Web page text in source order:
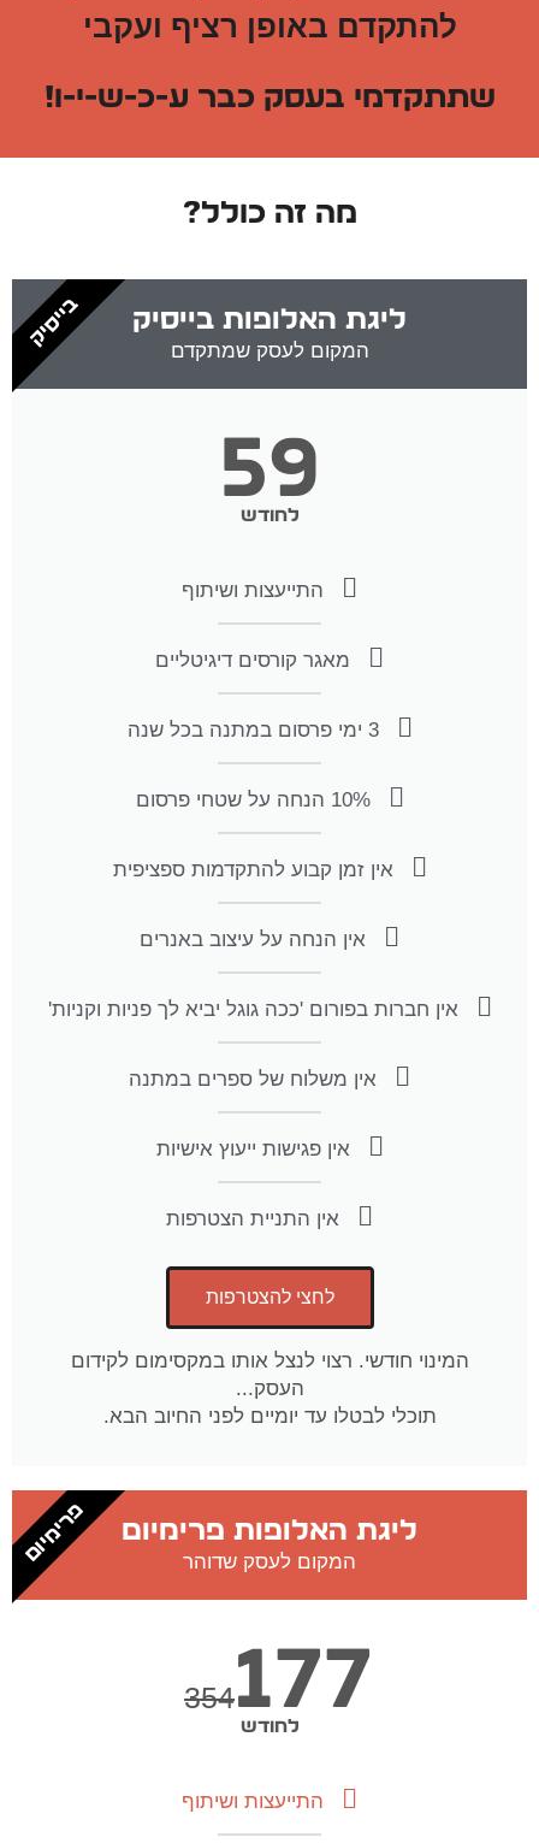
להתקדם באופן רציף ועקבי
שתתקדמי בעסק כבר ע-כ-ש-י-ו!
מה זה כולל?
ליגת האלופות בייסיק
המקום לעסק שמתקדם
59
לחודש
התייעצות ושיתוף
מאגר קורסים דיגיטליים
3 ימי פרסום במתנה בכל שנה
10% הנחה על שטחי פרסום
אין זמן קבוע להתקדמות ספציפית
אין הנחה על עיצוב באנרים
אין חברות בפורום 'ככה גוגל יביא לך פניות וקניות'
אין משלוח של ספרים במתנה
אין פגישות ייעוץ אישיות
אין התניית הצטרפות
לחצי להצטרפות
המינוי חודשי. רצוי לנצל אותו במקסימום לקידום
העסק...
תוכלי לבטלו עד יומיים לפני החיוב הבא.
בייסיק
ליגת האלופות פרימיום
המקום לעסק שדוהר
354177
לחודש
התייעצות ושיתוף
פרימיום